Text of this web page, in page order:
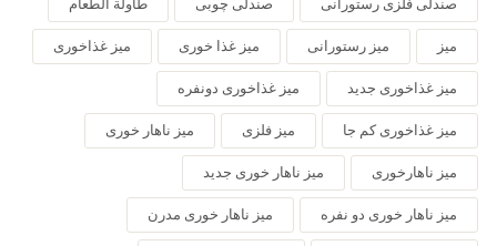
صندلی فلزی رستورانی صندلی چوبی طاولة الطعام
میز میز رستورانی میز غذا خوری میز غذاخوری
میز غذاخوری جدید میز غذاخوری دونفره
میز غذاخوری کم جا میز فلزی میز ناهار خوری
میز ناهارخوری میز ناهار خوری جدید
میز ناهار خوری دو نفره میز ناهار خوری مدرن